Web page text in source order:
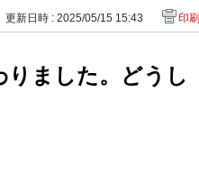
更新日時 : 2025/05/15 15:43 印刷
りました。どうし